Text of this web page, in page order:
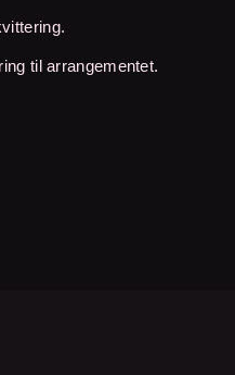
til arrangementet.